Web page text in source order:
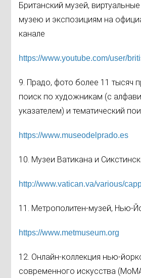
Британский музей,
музею и экспозициям на
канале
https://www.youtube.com/user/
9. Прадо, фото более 11 тысяч
поиск по художникам (с
указателем) и тематический
https://www.museodelprado.es
10. Музеи Ватикана и
http://www.vatican.va/various/
11. Метрополитен-музей, Нью-
https://www.metmuseum.org
12. Онлайн-коллекция нью-
современного искусства